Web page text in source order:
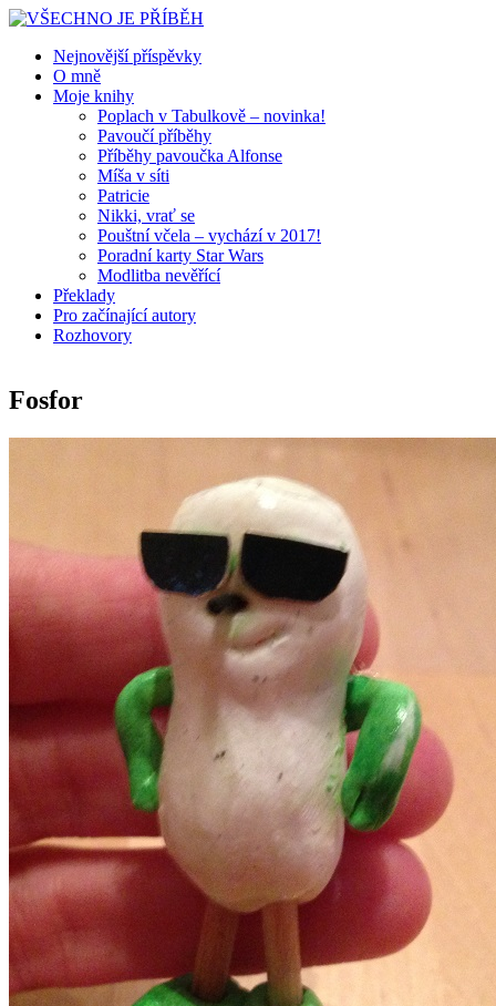
Nejnovější příspěvky
O mně
Moje knihy
Poplach v Tabulkově – novinka!
Pavoučí příběhy
Příběhy pavoučka Alfonse
Míša v síti
Patricie
Nikki, vrať se
Pouštní včela – vychází v 2017!
Poradní karty Star Wars
Modlitba nevěřící
Překlady
Pro začínající autory
Rozhovory
Fosfor